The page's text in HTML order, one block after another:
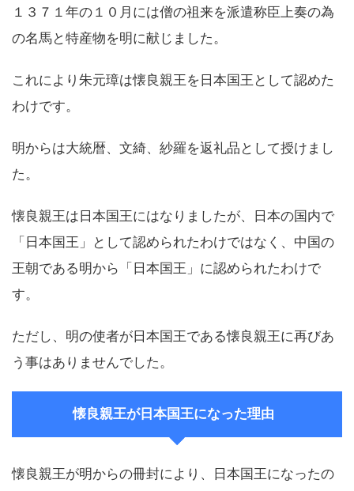
１３７１年の１０月には僧の祖来を派遣称臣上奏の為
の名馬と特産物を明に献じました。
これにより朱元璋は懐良親王を日本国王として認めた
わけです。
明からは大統暦、文綺、紗羅を返礼品として授けまし
た。
懐良親王は日本国王にはなりましたが、日本の国内で
「日本国王」として認められたわけではなく、中国の
王朝である明から「日本国王」に認められたわけで
す。
ただし、明の使者が日本国王である懐良親王に再びあ
う事はありませんでした。
懐良親王が日本国王になった理由
懐良親王が明からの冊封により、日本国王になったの